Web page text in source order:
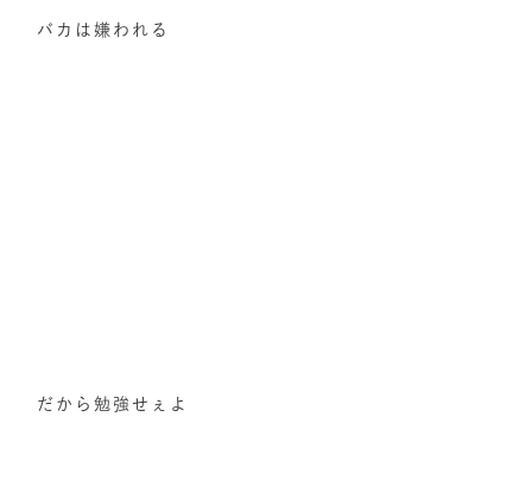
バカは嫌われる
だから勉強せぇよ